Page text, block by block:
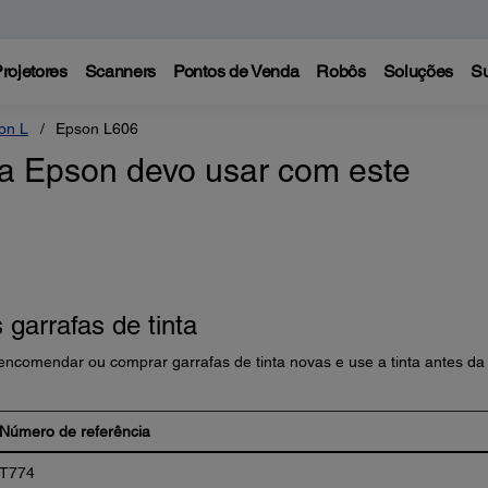
Scanners Pontos de Venda Robôs Soluções
L Epson L606
Epson devo usar com este
garrafas de tinta
ou comprar garrafas de tinta novas e use a tinta antes da
de referência